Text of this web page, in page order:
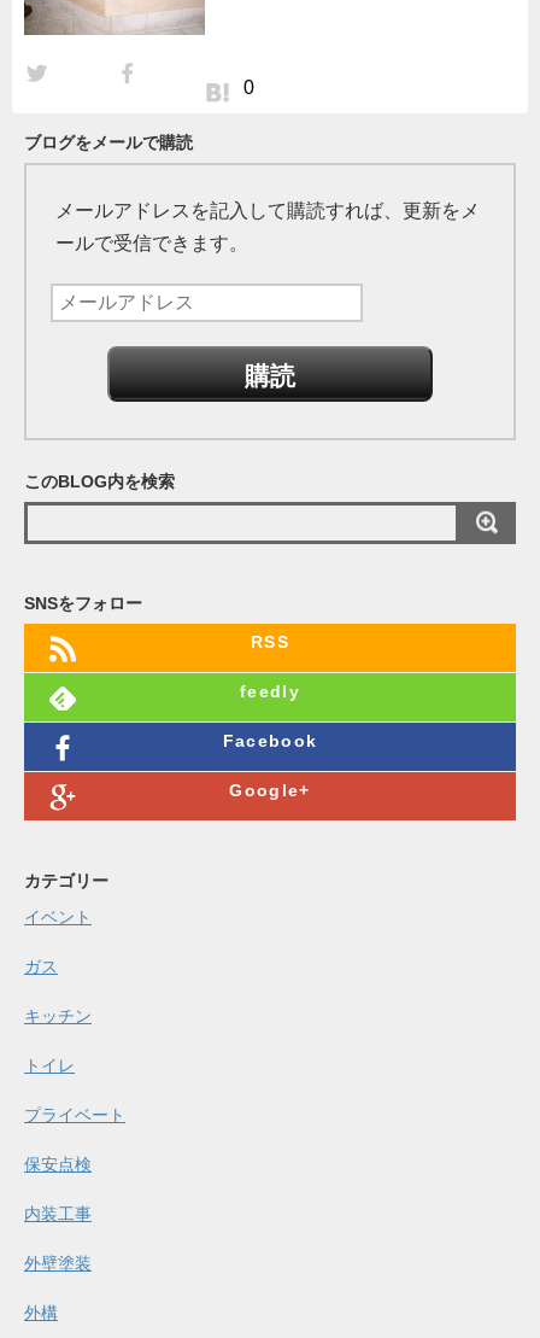
0
ブログをメールで購読
メールアドレスを記入して購読すれば、更新をメ
ールで受信できます。
このBLOG内を検索
SNSをフォロー
RSS
feedly
Facebook
Google+
カテゴリー
イベント
ガス
キッチン
トイレ
プライベート
保安点検
内装工事
外壁塗装
外構